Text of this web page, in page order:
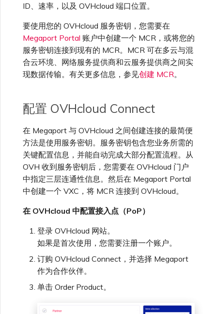
ID、速率，以及 OVHcloud 端口位置。
要使用您的 OVHcloud 服务密钥，您需要在
Megaport Portal 账户中创建一个 MCR，或将您的
服务密钥连接到现有的 MCR。MCR 可在多云与混
合云环境、网络服务提供商和云服务提供商之间实
现数据传输。有关更多信息，参见创建 MCR。
配置 OVHcloud Connect
在 Megaport 与 OVHcloud 之间创建连接的最简便
方法是使用服务密钥。服务密钥包含您业务所需的
关键配置信息，并能自动完成大部分配置流程。从
OVH 收到服务密钥后，您需要在 OVHcloud 门户
中指定三层连通性信息。然后在 Megaport Portal
中创建一个 VXC，将 MCR 连接到 OVHcloud。
在 OVHcloud 中配置接入点（PoP）
登录 OVHcloud 网站。
如果是首次使用，您需要注册一个账户。
订购 OVHcloud Connect，并选择 Megaport
作为合作伙伴。
单击 Order Product。